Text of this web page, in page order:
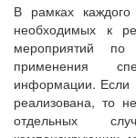
В рамках
необходимых к
мероприятий
применения
информации.
реализована, то
отдельных